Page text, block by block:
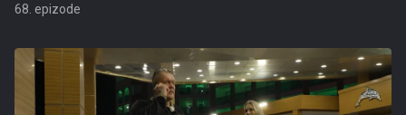
68. epizode